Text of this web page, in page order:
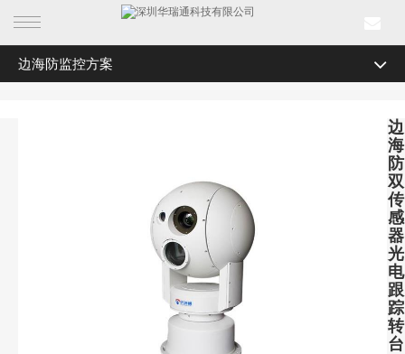
首页
边海防监控方案
边
海
防
双
传
感
器
光
电
跟
踪
转
台